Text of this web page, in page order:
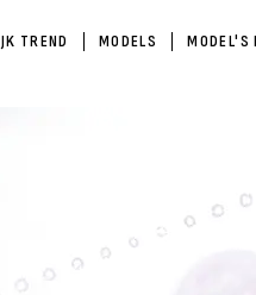
JK TREND MODELS MODEL'S